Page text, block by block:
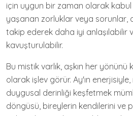
için uygun bir zaman olarak kabul
yaşanan zorluklar veya sorunlar,
takip ederek daha iyi anlaşılabilir
kavuşturulabilir.
Bu mistik varlık, aşkın her
olarak işlev görür. Ay'ın enerjisiyle,
duygusal derinliği keşfetmek
döngüsü, bireylerin kendilerini ve